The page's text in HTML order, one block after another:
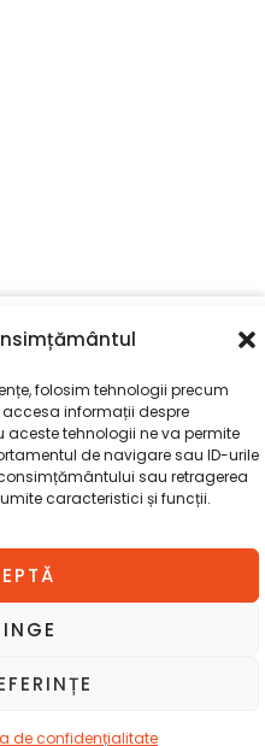
folosim tehnologii precum
informații despre
tehnologii ne va permite
de navigare sau ID-urile
sau retragerea
caracteristici și funcții.
de confidențialitate